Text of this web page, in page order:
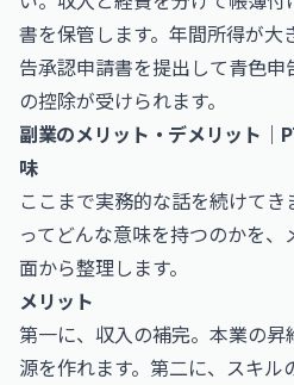
書を保管します。年間所得が大
告承認申請書を提出して青色
の控除が受けられます。
副業のメリット・デメリット｜
味
ここまで実務的な話を続けて
ってどんな意味を持つのかを
面から整理します。
メリット
第一に、収入の補完。本業の昇
源を作れます。第二に、スキ